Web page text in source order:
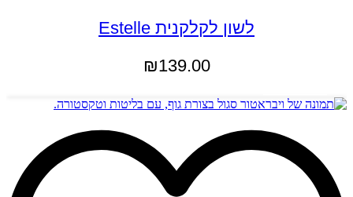
לשון לקלקנית Estelle
₪139.00